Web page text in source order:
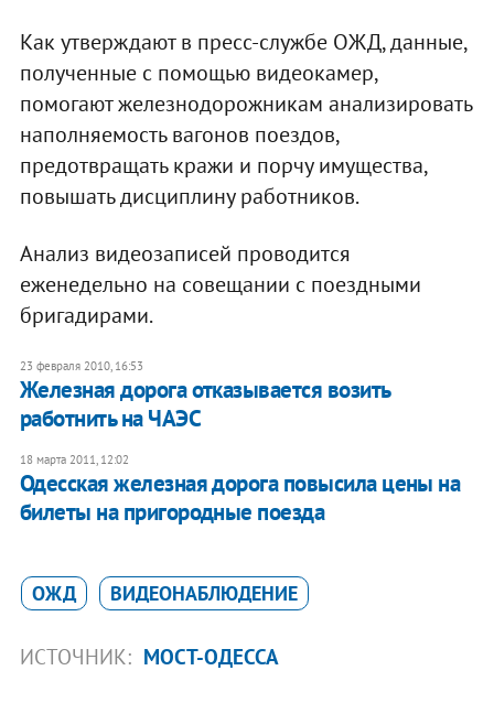
Как утверждают в пресс-службе ОЖД, данные,
полученные с помощью видеокамер,
помогают железнодорожникам анализировать
наполняемость вагонов поездов,
предотвращать кражи и порчу имущества,
повышать дисциплину работников.
Анализ видеозаписей проводится
еженедельно на совещании с поездными
бригадирами.
23 февраля 2010, 16:53
Железная дорога отказывается возить
работнить на ЧАЭС
18 марта 2011, 12:02
Одесская железная дорога повысила цены на
билеты на пригородные поезда
ОЖД ВИДЕОНАБЛЮДЕНИЕ
ИСТОЧНИК: МОСТ-ОДЕССА